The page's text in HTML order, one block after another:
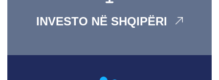
INVESTO NË SHQIPËRI